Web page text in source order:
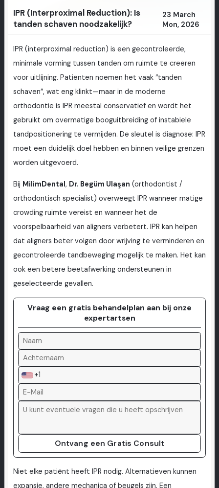
IPR (Interproximal Reduction): Is
tanden schaven noodzakelijk?
23 March
Mon, 2026
IPR (interproximal reduction) is een gecontroleerde,
minimale vorming tussen tanden om ruimte te creëren
voor uitlijning. Patiënten noemen het vaak “tanden
schaven”, wat eng klinkt—maar in de moderne
orthodontie is IPR meestal conservatief en wordt het
gebruikt om overmatige booguitbreiding of instabiele
tandpositionering te vermijden. De sleutel is diagnose: IPR
moet een duidelijk doel hebben en binnen veilige grenzen
worden uitgevoerd.
Bij MilimDental, Dr. Begüm Ulaşan (orthodontist /
orthodontisch specialist) overweegt IPR wanneer matige
crowding ruimte vereist en wanneer het de
voorspelbaarheid van aligners verbetert. IPR kan helpen
dat aligners beter volgen door wrijving te verminderen en
gecontroleerde tandbeweging mogelijk te maken. Het kan
ook een betere beetafwerking ondersteunen in
geselecteerde gevallen.
Vraag een gratis behandelplan aan bij onze
expertartsen
+1
Ontvang een Gratis Consult
Niet elke patiënt heeft IPR nodig. Alternatieven kunnen
expansie, andere mechanica of beugels zijn. Een